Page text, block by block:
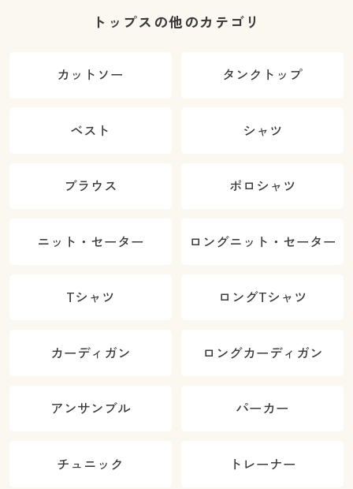
トップスの他のカテゴリ
カットソー タンクトップ
ベスト シャツ
ブラウス ポロシャツ
ニット・セーター ロングニット・セーター
Tシャツ ロングTシャツ
カーディガン ロングカーディガン
アンサンブル パーカー
チュニック トレーナー